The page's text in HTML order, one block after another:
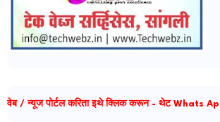
वेब / न्यूज पोर्टल करिता इथे क्लिक करून - थेट Whats